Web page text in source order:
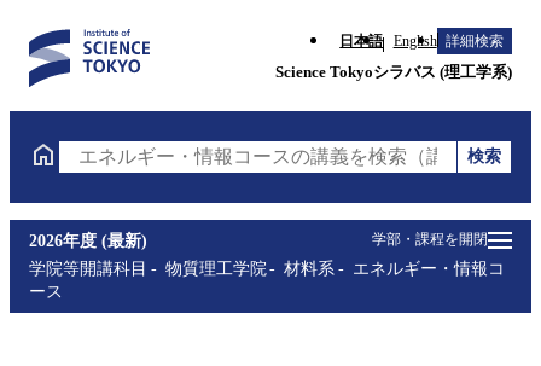
日本語 English 詳細検索
Science Tokyoシラバス (理工学系)
エネルギー・情報コースの講義を検索（講義名・科
検索
学部・課程を開閉
2026年度 (最新)
学院等開講科目
物質理工学院 材料系
エネルギー・情報コ
ース